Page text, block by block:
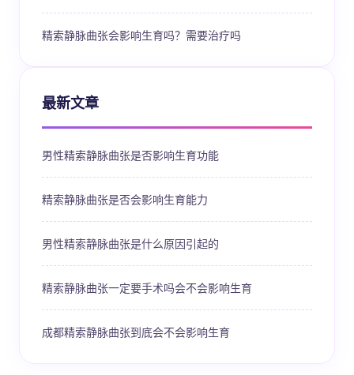
精索静脉曲张会影响生育吗？需要治疗吗
最新文章
男性精索静脉曲张是否影响生育功能
精索静脉曲张是否会影响生育能力
男性精索静脉曲张是什么原因引起的
精索静脉曲张一定要手术吗会不会影响生育
成都精索静脉曲张到底会不会影响生育